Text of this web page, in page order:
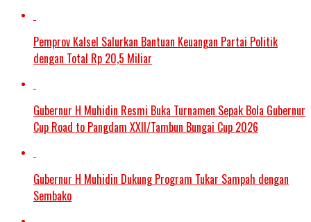
Pemprov Kalsel Salurkan Bantuan Keuangan Partai Politik
dengan Total Rp 20,5 Miliar
Gubernur H Muhidin Resmi Buka Turnamen Sepak Bola Gubernur
Cup Road to Pangdam XXII/Tambun Bungai Cup 2026
Gubernur H Muhidin Dukung Program Tukar Sampah dengan
Sembako